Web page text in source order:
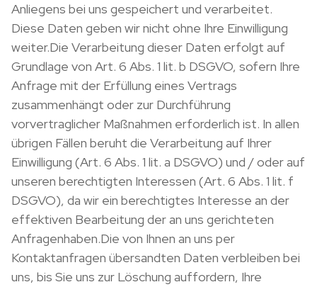
Anliegens bei uns gespeichert und verarbeitet.
Diese Daten geben wir nicht ohne Ihre Einwilligung
weiter.Die Verarbeitung dieser Daten erfolgt auf
Grundlage von Art. 6 Abs. 1 lit. b DSGVO, sofern Ihre
Anfrage mit der Erfüllung eines Vertrags
zusammenhängt oder zur Durchführung
vorvertraglicher Maßnahmen erforderlich ist. In allen
übrigen Fällen beruht die Verarbeitung auf Ihrer
Einwilligung (Art. 6 Abs. 1 lit. a DSGVO) und / oder auf
unseren berechtigten Interessen (Art. 6 Abs. 1 lit. f
DSGVO), da wir ein berechtigtes Interesse an der
effektiven Bearbeitung der an uns gerichteten
Anfragenhaben.Die von Ihnen an uns per
Kontaktanfragen übersandten Daten verbleiben bei
uns, bis Sie uns zur Löschung auffordern, Ihre